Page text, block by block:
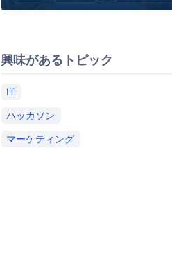
興味があるトピック
IT
ハッカソン
マーケティング